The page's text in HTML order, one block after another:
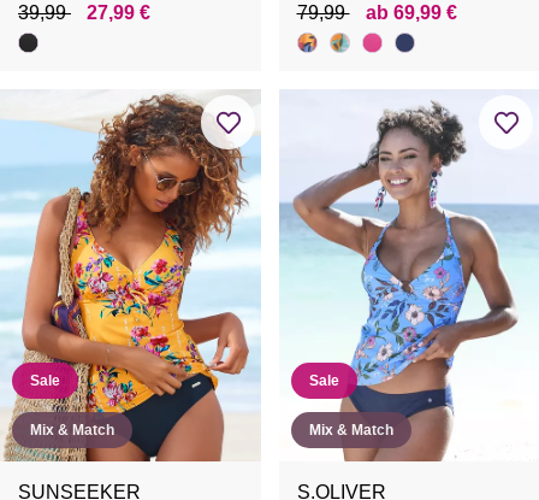
39,99
27,99 €
79,99
ab 69,99 €
Sale
Mix & Match
SUNSEEKER
Sale
Mix & Match
S.OLIVER